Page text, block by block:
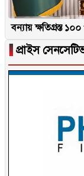
বন্যায় ক্ষতিগ্রস্ত
▐ প্রাইস